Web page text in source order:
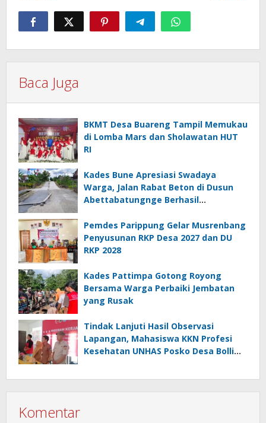
Baca Juga
BKMT Desa Buareng Tampil Memukau
di Lomba Mars dan Sholawatan HUT
RI
Kades Bune Apresiasi Swadaya
Warga, Jalan Rabat Beton di Dusun
Abettabatungnge Berhasil
Pemdes Parippung Gelar Musrenbang
Penyusunan RKP Desa 2027 dan DU
RKP 2028
Kades Pattimpa Gotong Royong
Bersama Warga Perbaiki Jembatan
yang Rusak
Tindak Lanjuti Hasil Observasi
Lapangan, Mahasiswa KKN Profesi
Kesehatan UNHAS Posko Desa Bolli
Komentar